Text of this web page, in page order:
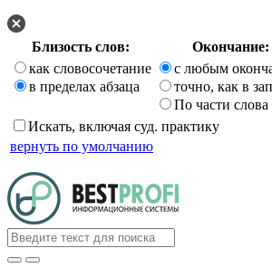
Близость слов:
Окончание:
как словосочетание
в пределах абзаца
с любым
точно, как в
По части слова
Искать, включая суд. практику
вернуть по умолчанию